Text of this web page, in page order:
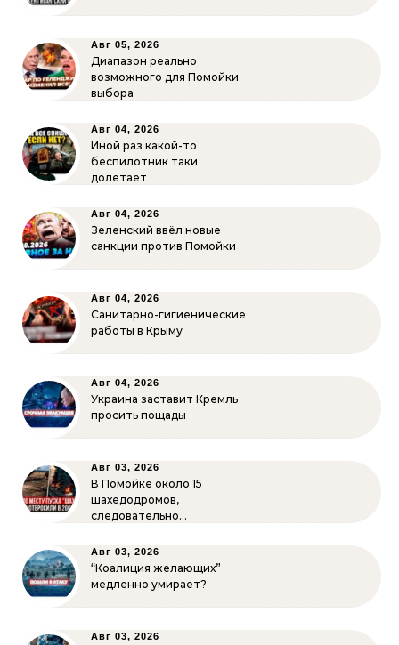
Авг 05, 2026
Диапазон реально
возможного для Помойки
выбора
Авг 04, 2026
Иной раз какой-то
беспилотник таки
долетает
Авг 04, 2026
Зеленский ввёл новые
санкции против Помойки
Авг 04, 2026
Санитарно-гигиенические
работы в Крыму
Авг 04, 2026
Украина заставит Кремль
просить пощады
Авг 03, 2026
В Помойке около 15
шахедодромов,
следовательно…
Авг 03, 2026
“Коалиция желающих”
медленно умирает?
Авг 03, 2026